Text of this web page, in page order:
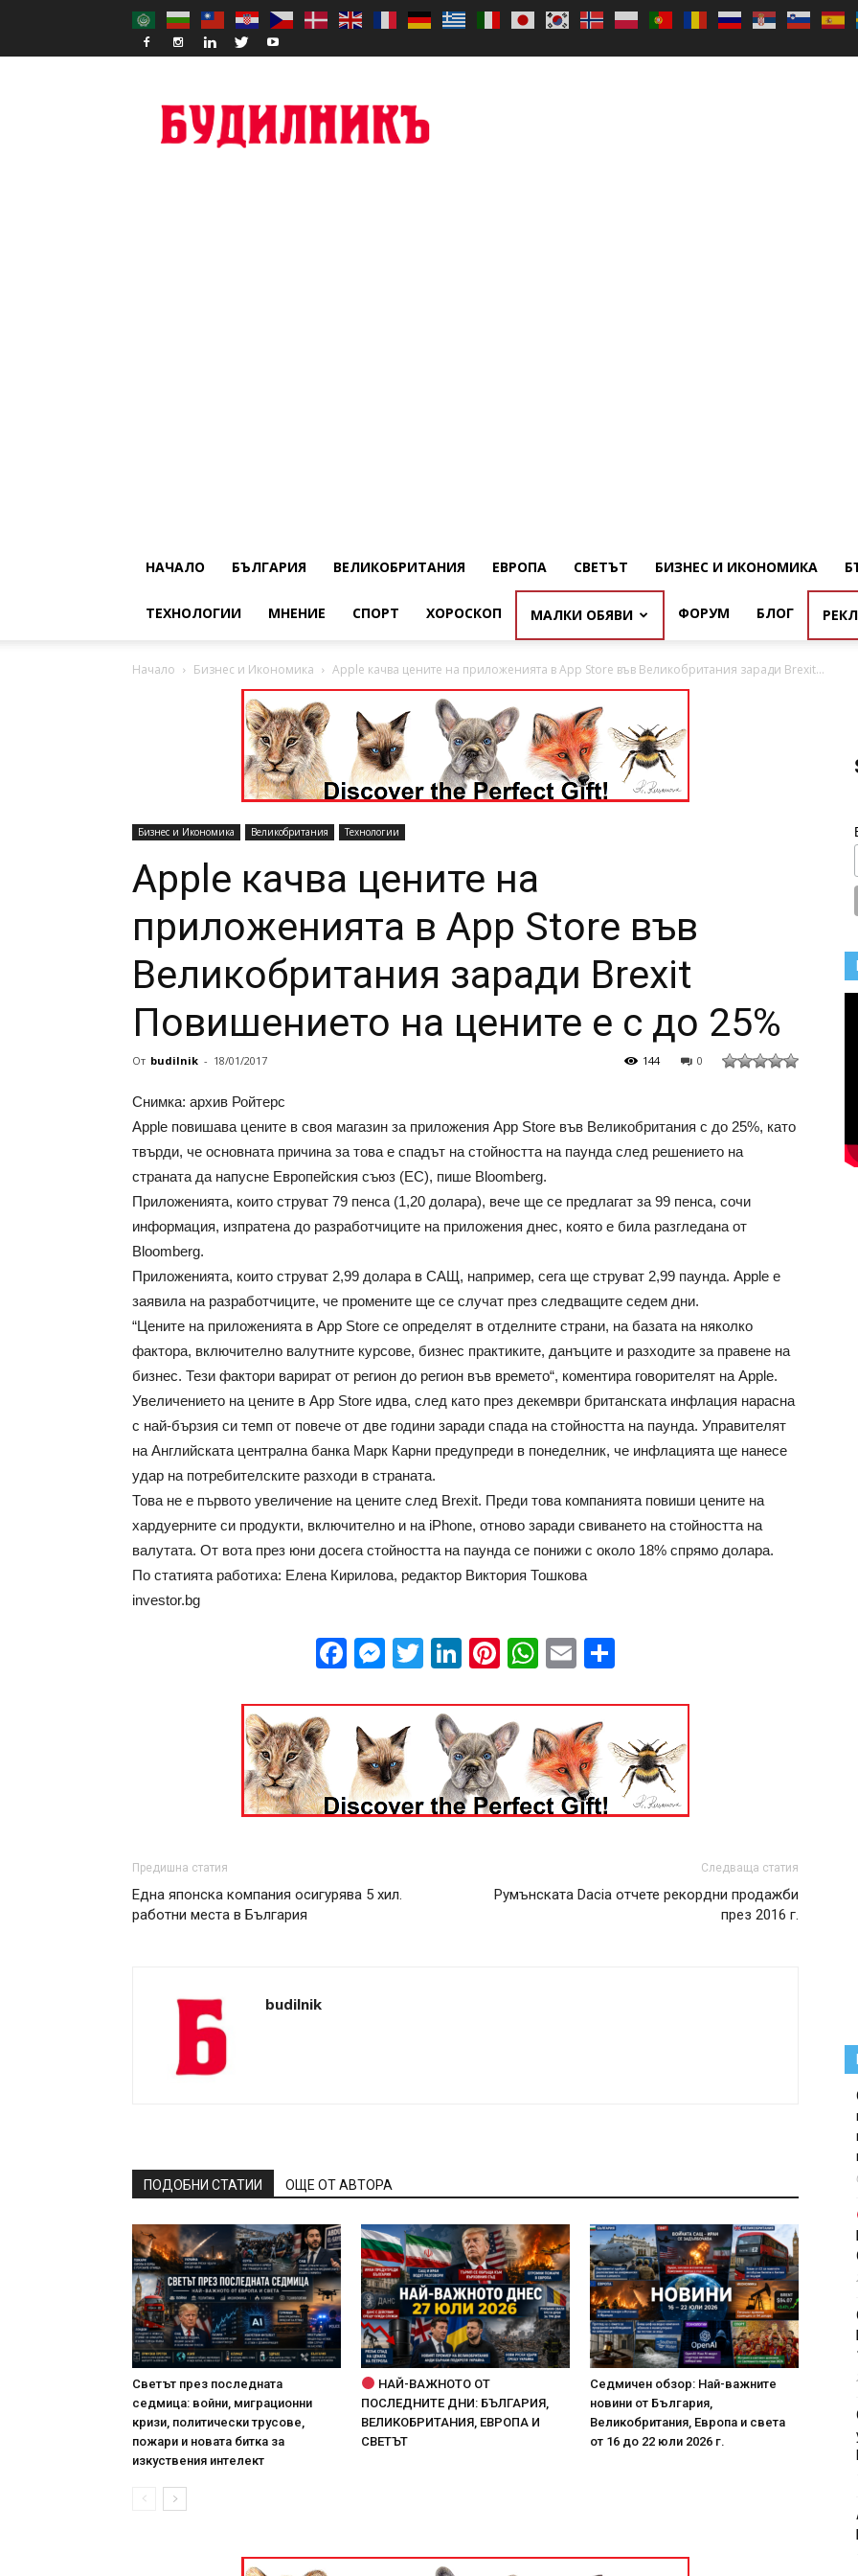
НАЧАЛО БЪЛГАРИЯ ВЕЛИКОБРИТАНИЯ ЕВРОПА СВЕТЪТ БИЗНЕС И ИКОНОМИКА
ТЕХНОЛОГИИ МНЕНИЕ СПОРТ ХОРОСКОП МАЛКИ ОБЯВИ ФОРУМ БЛОГ
Начало Бизнес и Икономика Apple качва цените на приложенията в App Store във Великобритания заради Brexit...
Бизнес и Икономика Великобритания Технологии
Apple качва цените на
приложенията в App Store във
Великобритания заради Brexit
Повишението на цените е с до 25%
От budilnik - 18/01/2017 0
144
Снимка: архив Ройтерс
Apple повишава цените в своя магазин за приложения App Store във Великобритания с до 25%, като
твърди, че основната причина за това е спадът на стойността на паунда след решението на
страната да напусне Европейския съюз (ЕС), пише Bloomberg.
Приложенията, които струват 79 пенса (1,20 долара), вече ще се предлагат за 99 пенса, сочи
информация, изпратена до разработчиците на приложения днес, която е била разгледана от
Bloomberg.
Приложенията, които струват 2,99 долара в САЩ, например, сега ще струват 2,99 паунда. Apple е
заявила на разработчиците, че промените ще се случат през следващите седем дни.
“Цените на приложенията в App Store се определят в отделните страни, на базата на няколко
фактора, включително валутните курсове, бизнес практиките, данъците и разходите за правене на
бизнес. Тези фактори варират от регион до регион във времето“, коментира говорителят на Apple.
Увеличението на цените в App Store идва, след като през декември британската инфлация нарасна
с най-бързия си темп от повече от две години заради спада на стойността на паунда. Управителят
на Английската централна банка Марк Карни предупреди в понеделник, че инфлацията ще нанесе
удар на потребителските разходи в страната.
Това не е първото увеличение на цените след Brexit. Преди това компанията повиши цените на
хардуерните си продукти, включително и на iPhone, отново заради свиването на стойността на
валутата. От вота през юни досега стойността на паунда се понижи с около 18% спрямо долара.
По статията работиха: Елена Кирилова, редактор Виктория Тошкова
investor.bg
Facebook
Messenger
Twitter
LinkedIn
Pinterest
WhatsApp
Email
Предишна статия
Една японска компания осигурява 5 хил.
работни места в България
Следваща статия
Румънската Dacia отчете рекордни продажби
през 2016 г.
budilnik
ПОДОБНИ СТАТИИ ОЩЕ ОТ АВТОРА
Светът през последната
седмица: войни, миграционни
кризи, политически трусове,
пожари и новата битка за
изкуствения интелект
НАЙ-ВАЖНОТО ОТ
ПОСЛЕДНИТЕ ДНИ: БЪЛГАРИЯ,
ВЕЛИКОБРИТАНИЯ, ЕВРОПА И
СВЕТЪТ
Седмичен обзор: Най-важните
новини от България,
Великобритания, Европа и света
от 16 до 22 юли 2026 г.